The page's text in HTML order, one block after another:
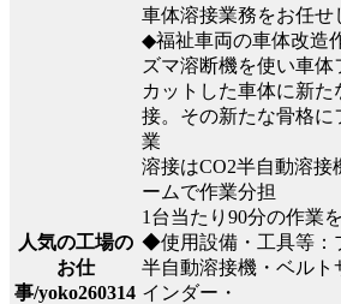
人気の工場の
お仕
事/yoko260314
車体溶接業務をお任せ
◆福祉車両の車体改造
ズマ溶断機を使い車体
カットした車体に新た
接。その新たな骨格に
業
溶接はCO2半自動溶接
ームで作業分担
1台当たり90分の作業
◆使用設備・工具等：
半自動溶接機・ベルト
インダー・